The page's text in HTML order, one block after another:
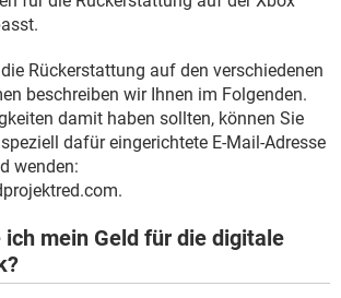
Rückerstattung auf den verschiedenen
beschreiben wir Ihnen im Folgenden.
damit haben sollten, können Sie
dafür eingerichtete E-Mail-Adresse
wenden:
ich mein Geld für die digitale